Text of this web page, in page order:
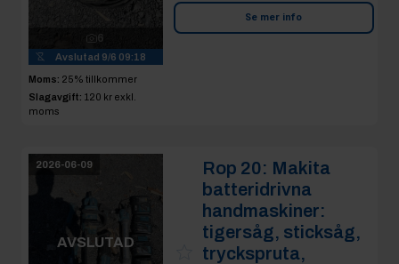
6
Avslutad 9/6 09:18
Moms: 25% tillkommer
Slagavgift: 120 kr exkl.
moms
Se mer info
2026-06-09
AVSLUTAD
Rop 20: Makita
batteridrivna
handmaskiner:
tigersåg, sticksåg,
tryckspruta,